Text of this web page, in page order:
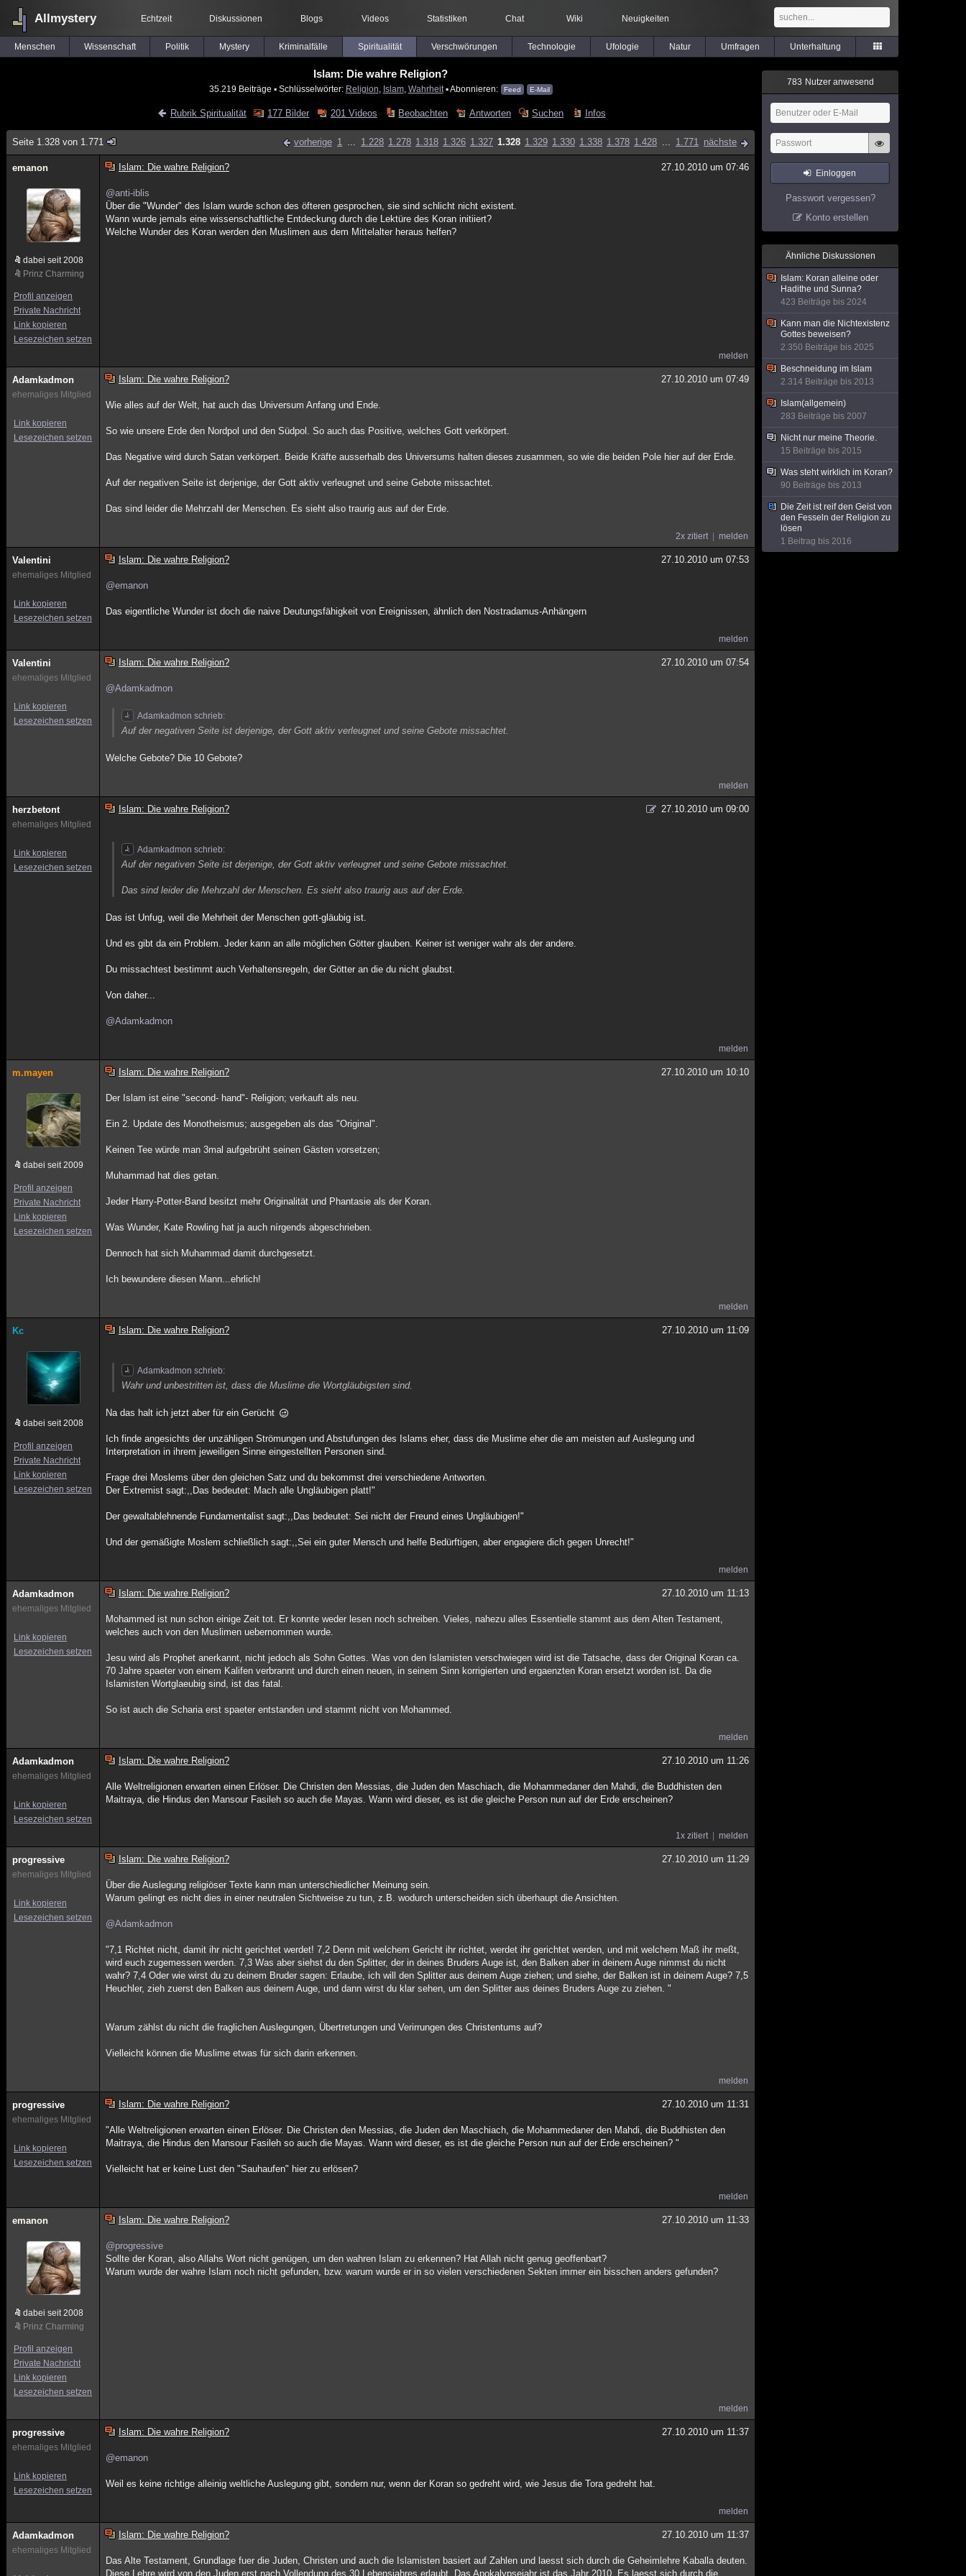
Allmystery Echtzeit Diskussionen Blogs Videos Statistiken Chat Wiki Neuigkeiten
Menschen Wissenschaft Politik Mystery Kriminalfälle Spiritualität Verschwörungen Technologie Ufologie Natur Umfragen Unterhaltung
Islam: Die wahre Religion?
35.219 Beiträge ▪ Schlüsselwörter: Religion Islam, Wahrheit▪ Abonnieren: Feed E-Mail
Rubrik Spiritualität 177 Bilder 201 Videos Beobachten Antworten Suchen Infos
Seite 1.328 von 1.771 vorherige 1 ... 1.228 1.278 1.318 1.326 1.327 1.328 1.329 1.330 1.338 1.378 1.428 ... 1.771 nächste
emanon
dabei seit 2008
Prinz Charming
Profil anzeigen
Private Nachricht
Link kopieren
Lesezeichen setzen
Islam: Die wahre Religion? 27.10.2010 um 07:46
@anti-iblis
Über die "Wunder" des Islam wurde schon des öfteren gesprochen, sie sind schlicht nicht existent.
Wann wurde jemals eine wissenschaftliche Entdeckung durch die Lektüre des Koran initiiert?
Welche Wunder des Koran werden den Muslimen aus dem Mittelalter heraus helfen?
melden
Adamkadmon
ehemaliges Mitglied
Link kopieren
Lesezeichen setzen
Islam: Die wahre Religion? 27.10.2010 um 07:49
Wie alles auf der Welt, hat auch das Universum Anfang und Ende.
So wie unsere Erde den Nordpol und den Südpol. So auch das Positive, welches Gott verkörpert.
Das Negative wird durch Satan verkörpert. Beide Kräfte ausserhalb des Universums halten dieses zusammen, so wie die beiden Pole hier auf der Erde.
Auf der negativen Seite ist derjenige, der Gott aktiv verleugnet und seine Gebote missachtet.
Das sind leider die Mehrzahl der Menschen. Es sieht also traurig aus auf der Erde.
2x zitiert melden
Valentini
ehemaliges Mitglied
Link kopieren
Lesezeichen setzen
Islam: Die wahre Religion? 27.10.2010 um 07:53
@emanon
Das eigentliche Wunder ist doch die naive Deutungsfähigkeit von Ereignissen, ähnlich den Nostradamus-Anhängern
melden
Valentini
ehemaliges Mitglied
Link kopieren
Lesezeichen setzen
Islam: Die wahre Religion? 27.10.2010 um 07:54
@Adamkadmon
Adamkadmon schrieb:
Auf der negativen Seite ist derjenige, der Gott aktiv verleugnet und seine Gebote missachtet.
Welche Gebote? Die 10 Gebote?
melden
herzbetont
ehemaliges Mitglied
Link kopieren
Lesezeichen setzen
Islam: Die wahre Religion? 27.10.2010 um 09:00
Adamkadmon schrieb:
Auf der negativen Seite ist derjenige, der Gott aktiv verleugnet und seine Gebote missachtet.
Das sind leider die Mehrzahl der Menschen. Es sieht also traurig aus auf der Erde.
Das ist Unfug, weil die Mehrheit der Menschen gott-gläubig ist.
Und es gibt da ein Problem. Jeder kann an alle möglichen Götter glauben. Keiner ist weniger wahr als der andere.
Du missachtest bestimmt auch Verhaltensregeln, der Götter an die du nicht glaubst.
Von daher...
@Adamkadmon
melden
m.mayen
dabei seit 2009
Profil anzeigen
Private Nachricht
Link kopieren
Lesezeichen setzen
Islam: Die wahre Religion? 27.10.2010 um 10:10
Der Islam ist eine "second- hand"- Religion; verkauft als neu.
Ein 2. Update des Monotheismus; ausgegeben als das "Original".
Keinen Tee würde man 3mal aufgebrüht seinen Gästen vorsetzen;
Muhammad hat dies getan.
Jeder Harry-Potter-Band besitzt mehr Originalität und Phantasie als der Koran.
Was Wunder, Kate Rowling hat ja auch nírgends abgeschrieben.
Dennoch hat sich Muhammad damit durchgesetzt.
Ich bewundere diesen Mann...ehrlich!
melden
Kc
dabei seit 2008
Profil anzeigen
Private Nachricht
Link kopieren
Lesezeichen setzen
Islam: Die wahre Religion? 27.10.2010 um 11:09
Adamkadmon schrieb:
Wahr und unbestritten ist, dass die Muslime die Wortgläubigsten sind.
Na das halt ich jetzt aber für ein Gerücht
Ich finde angesichts der unzähligen Strömungen und Abstufungen des Islams eher, dass die Muslime eher die am meisten auf Auslegung und
Interpretation in ihrem jeweiligen Sinne eingestellten Personen sind.
Frage drei Moslems über den gleichen Satz und du bekommst drei verschiedene Antworten.
Der Extremist sagt:,,Das bedeutet: Mach alle Ungläubigen platt!"
Der gewaltablehnende Fundamentalist sagt:,,Das bedeutet: Sei nicht der Freund eines Ungläubigen!"
Und der gemäßigte Moslem schließlich sagt:,,Sei ein guter Mensch und helfe Bedürftigen, aber engagiere dich gegen Unrecht!"
melden
Adamkadmon
ehemaliges Mitglied
Link kopieren
Lesezeichen setzen
Islam: Die wahre Religion? 27.10.2010 um 11:13
Mohammed ist nun schon einige Zeit tot. Er konnte weder lesen noch schreiben. Vieles, nahezu alles Essentielle stammt aus dem Alten Testament,
welches auch von den Muslimen uebernommen wurde.
Jesu wird als Prophet anerkannt, nicht jedoch als Sohn Gottes. Was von den Islamisten verschwiegen wird ist die Tatsache, dass der Original Koran ca.
70 Jahre spaeter von einem Kalifen verbrannt und durch einen neuen, in seinem Sinn korrigierten und ergaenzten Koran ersetzt worden ist. Da die
Islamisten Wortglaeubig sind, ist das fatal.
So ist auch die Scharia erst spaeter entstanden und stammt nicht von Mohammed.
melden
Adamkadmon
ehemaliges Mitglied
Link kopieren
Lesezeichen setzen
Islam: Die wahre Religion? 27.10.2010 um 11:26
Alle Weltreligionen erwarten einen Erlöser. Die Christen den Messias, die Juden den Maschiach, die Mohammedaner den Mahdi, die Buddhisten den
Maitraya, die Hindus den Mansour Fasileh so auch die Mayas. Wann wird dieser, es ist die gleiche Person nun auf der Erde erscheinen?
1x zitiert melden
progressive
ehemaliges Mitglied
Link kopieren
Lesezeichen setzen
Islam: Die wahre Religion? 27.10.2010 um 11:29
Über die Auslegung religiöser Texte kann man unterschiedlicher Meinung sein.
Warum gelingt es nicht dies in einer neutralen Sichtweise zu tun, z.B. wodurch unterscheiden sich überhaupt die Ansichten.
@Adamkadmon
"7,1 Richtet nicht, damit ihr nicht gerichtet werdet! 7,2 Denn mit welchem Gericht ihr richtet, werdet ihr gerichtet werden, und mit welchem Maß ihr meßt,
wird euch zugemessen werden. 7,3 Was aber siehst du den Splitter, der in deines Bruders Auge ist, den Balken aber in deinem Auge nimmst du nicht
wahr? 7,4 Oder wie wirst du zu deinem Bruder sagen: Erlaube, ich will den Splitter aus deinem Auge ziehen; und siehe, der Balken ist in deinem Auge? 7,5
Heuchler, zieh zuerst den Balken aus deinem Auge, und dann wirst du klar sehen, um den Splitter aus deines Bruders Auge zu ziehen. "
Warum zählst du nicht die fraglichen Auslegungen, Übertretungen und Verirrungen des Christentums auf?
Vielleicht können die Muslime etwas für sich darin erkennen.
melden
progressive
ehemaliges Mitglied
Link kopieren
Lesezeichen setzen
Islam: Die wahre Religion? 27.10.2010 um 11:31
"Alle Weltreligionen erwarten einen Erlöser. Die Christen den Messias, die Juden den Maschiach, die Mohammedaner den Mahdi, die Buddhisten den
Maitraya, die Hindus den Mansour Fasileh so auch die Mayas. Wann wird dieser, es ist die gleiche Person nun auf der Erde erscheinen? "
Vielleicht hat er keine Lust den "Sauhaufen" hier zu erlösen?
melden
emanon
dabei seit 2008
Prinz Charming
Profil anzeigen
Private Nachricht
Link kopieren
Lesezeichen setzen
Islam: Die wahre Religion? 27.10.2010 um 11:33
@progressive
Sollte der Koran, also Allahs Wort nicht genügen, um den wahren Islam zu erkennen? Hat Allah nicht genug geoffenbart?
Warum wurde der wahre Islam noch nicht gefunden, bzw. warum wurde er in so vielen verschiedenen Sekten immer ein bisschen anders gefunden?
melden
progressive
ehemaliges Mitglied
Link kopieren
Lesezeichen setzen
Islam: Die wahre Religion? 27.10.2010 um 11:37
@emanon
Weil es keine richtige alleinig weltliche Auslegung gibt, sondern nur, wenn der Koran so gedreht wird, wie Jesus die Tora gedreht hat.
melden
Adamkadmon
ehemaliges Mitglied
Islam: Die wahre Religion? 27.10.2010 um 11:37
Das Alte Testament, Grundlage fuer die Juden, Christen und auch die Islamisten basiert auf Zahlen und laesst sich durch die Geheimlehre Kaballa deuten.
Diese Lehre wird von den Juden erst nach Vollendung des 30 Lebensjahres erlaubt. Das Apokalypsejahr ist das Jahr 2010. Es laesst sich durch die
783 Nutzer anwesend
Einloggen
Passwort vergessen?
Konto erstellen
Ähnliche Diskussionen
Islam: Koran alleine oder
Hadithe und Sunna?
423 Beiträge bis 2024
Kann man die Nichtexistenz
Gottes beweisen?
2.350 Beiträge bis 2025
Beschneidung im Islam
2.314 Beiträge bis 2013
Islam(allgemein)
283 Beiträge bis 2007
Nicht nur meine Theorie.
15 Beiträge bis 2015
Was steht wirklich im Koran?
90 Beiträge bis 2013
Die Zeit ist reif den Geist von
den Fesseln der Religion zu
lösen
1 Beitrag bis 2016